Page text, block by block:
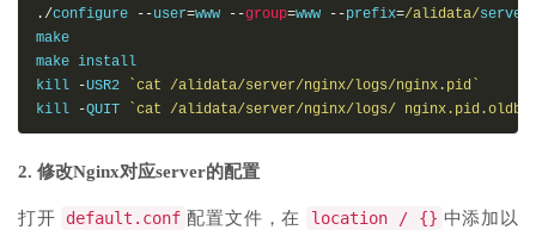
./configure --user=www --group=www --prefix=/alidata/server
make
make install
kill
-USR2
`cat /alidata/server/nginx/logs/nginx.pid`
kill
-QUIT `cat /alidata/server/nginx/logs/
2. 修改Nginx对应server的配置
打开 default.conf 配置文件，在 location / {} 中添加以